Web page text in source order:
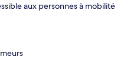
aux personnes à mobilité